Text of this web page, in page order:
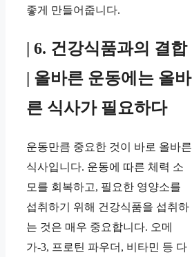
좋게 만들어줍니다.
| 6. 건강식품과의 결합
| 올바른 운동에는 올바
른 식사가 필요하다
운동만큼 중요한 것이 바로 올바른
식사입니다. 운동에 따른 체력 소
모를 회복하고, 필요한 영양소를
섭취하기 위해 건강식품을 섭취하
는 것은 매우 중요합니다. 오메
가-3, 프로틴 파우더, 비타민 등 다